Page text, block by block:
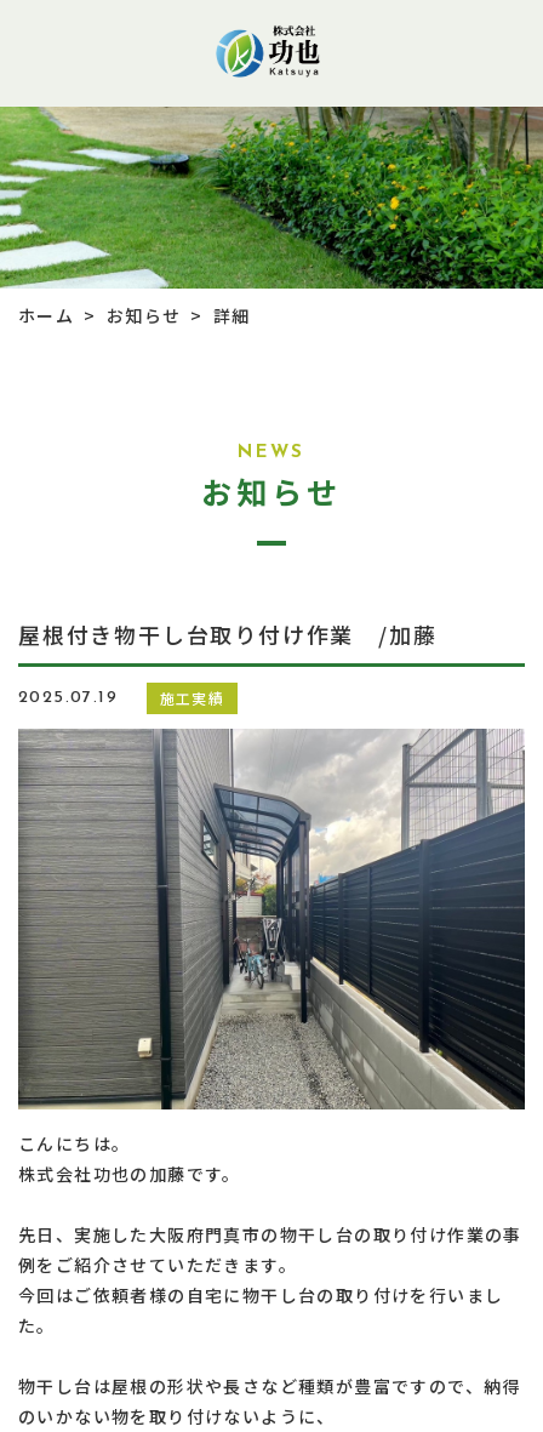
ホーム > お知らせ > 詳細
NEWS
お知らせ
屋根付き物干し台取り付け作業 /加藤
2025.07.19 施工実績
こんにちは。
株式会社功也の加藤です。
先日、実施した大阪府門真市の物干し台の取り付け作業の事
例をご紹介させていただきます。
今回はご依頼者様の自宅に物干し台の取り付けを行いまし
た。
物干し台は屋根の形状や長さなど種類が豊富ですので、納得
のいかない物を取り付けないように、